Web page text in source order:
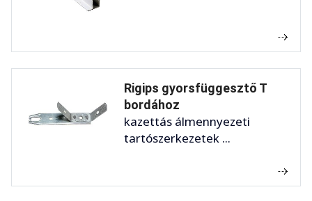
Rigips gyorsfüggesztő T
bordához
kazettás álmennyezeti
tartószerkezetek ...